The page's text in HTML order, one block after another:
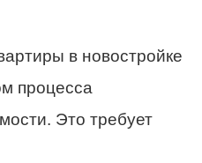
в новостройке
процесса
Это требует